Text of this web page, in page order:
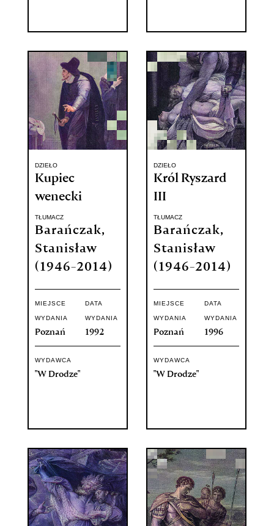
DZIEŁO
Kupiec
wenecki
TŁUMACZ
Barańczak,
Stanisław
(1946-2014)
MIEJSCE
WYDANIA
Poznań
DATA
WYDANIA
1992
WYDAWCA
"W Drodze"
DZIEŁO
Król Ryszard
III
TŁUMACZ
Barańczak,
Stanisław
(1946-2014)
MIEJSCE
WYDANIA
Poznań
DATA
WYDANIA
1996
WYDAWCA
"W Drodze"